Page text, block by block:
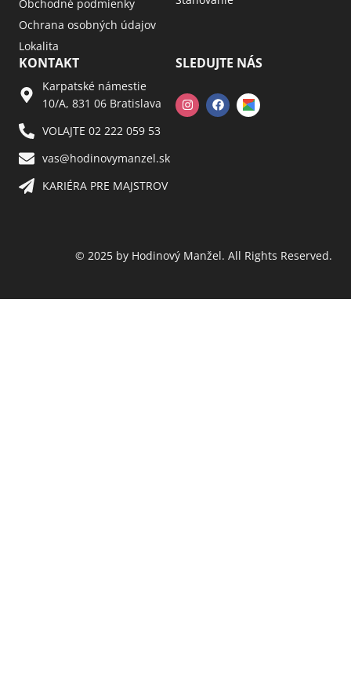
Obchodné podmienky
Ochrana osobných údajov
Lokalita
KONTAKT
Karpatské námestie
10/A, 831 06 Bratislava
VOLAJTE 02 222 059 53​
vas@hodinovymanzel.sk​
KARIÉRA PRE MAJSTROV​
SLEDUJTE NÁS
© 2025 by Hodinový Manžel. All Rights Reserved.